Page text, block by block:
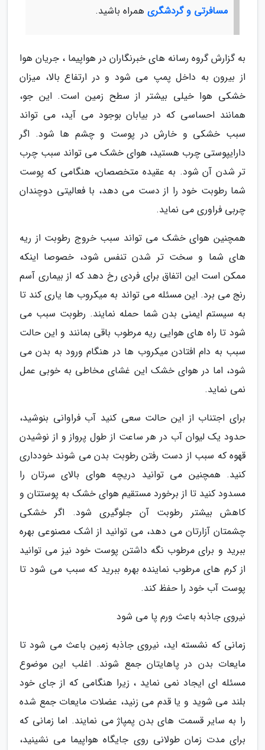
مسافرتی و گردشگری همراه باشید.
به گزارش گروه رسانه های خبرنگاران در هواپیما ، جریان هوا
از بیرون به داخل پمپ می شود و در ارتفاع بالا، میزان
خشکی هوا خیلی بیشتر از سطح زمین است. این جو،
همانند احساسی که در بیابان بوجود می آید، می تواند
سبب خشکی و خارش در پوست و چشم ها شود. اگر
دارایپوستی چرب هستید، هوای خشک می تواند سبب چرب
تر شدن آن شود. به عقیده متخصصان، هنگامی که پوست
شما رطوبت خود را از دست می دهد، با فعالیتی دوچندان
چربی فراوری می نماید.
همچنین هوای خشک می تواند سبب خروج رطوبت از ریه
های شما و سخت تر شدن تنفس شود، خصوصا اینکه
ممکن است این اتفاق برای فردی رخ دهد که از بیماری آسم
رنج می برد. این مسئله می تواند به میکروب ها یاری کند تا
به سیستم ایمنی بدن شما حمله نمایند. رطوبت سبب می
شود تا راه های هوایی ریه مرطوب باقی بمانند و این حالت
سبب به دام افتادن میکروب ها در هنگام ورود به بدن می
شود، اما در هوای خشک این غشای مخاطی به خوبی عمل
نمی نماید.
برای اجتناب از این حالت سعی کنید آب فراوانی بنوشید،
حدود یک لیوان آب در هر ساعت از طول پرواز و از نوشیدن
قهوه که سبب از دست رفتن رطوبت بدن می شوند خودداری
کنید. همچنین می توانید دریچه هوای بالای سرتان را
مسدود کنید تا از برخورد مستقیم هوای خشک به پوستتان و
کاهش بیشتر رطوبت آن جلوگیری شود. اگر خشکی
چشمتان آزارتان می دهد، می توانید از اشک مصنوعی بهره
ببرید و برای مرطوب نگه داشتن پوست خود نیز می توانید
از کرم های مرطوب نماینده بهره ببرید که سبب می شود تا
پوست آب خود را حفظ کند.
نیروی جاذبه باعث ورم پا می شود
زمانی که نشسته اید، نیروی جاذبه زمین باعث می شود تا
مایعات بدن در پاهایتان جمع شوند. اغلب این موضوع
مسئله ای ایجاد نمی نماید ، زیرا هنگامی که از جای خود
بلند می شوید و یا قدم می زنید، عضلات مایعات جمع شده
را به سایر قسمت های بدن پمپاژ می نمایند. اما زمانی که
برای مدت زمان طولانی روی جایگاه هواپیما می نشینید،